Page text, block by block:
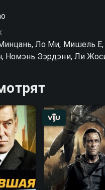
Ло Ми, Мишель
Номэнь Ээрдэни, Ли